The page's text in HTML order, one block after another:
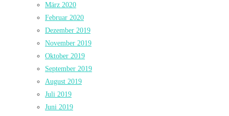
März 2020
Februar 2020
Dezember 2019
November 2019
Oktober 2019
September 2019
August 2019
Juli 2019
Juni 2019